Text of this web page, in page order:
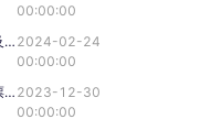
00:00:00
票交所：关于票据逾期异议申请流程及相关事项的通知 2024-02-24
00:00:00
上海票据交易所关于做好电子商业汇票系统存量未结清票据清理工作的通知（票交所发【2023】83号） 2023-12-30
00:00:00